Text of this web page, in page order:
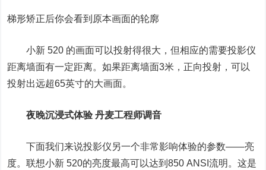
梯形矫正后你会看到原本画面的轮廓
小新 520 的画面可以投射得很大，但相应的需要投影仪
距离墙面有一定距离。如果距离墙面3米，正向投射，可以
投射出远超65英寸的大画面。
夜晚沉浸式体验 丹麦工程师调音
下面我们来说投影仪另一个非常影响体验的参数——亮
度。联想小新 520的亮度最高可以达到850 ANSI流明。这是